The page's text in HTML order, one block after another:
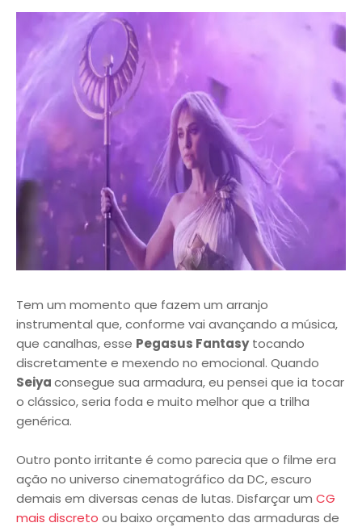
Tem um momento que fazem um arranjo
instrumental que, conforme vai avançando a música,
que canalhas, esse Pegasus Fantasytocando
discretamente e mexendo no emocional. Quando
Seiyaconsegue sua armadura, eu pensei que ia tocar
o clássico, seria foda e muito melhor que a trilha
genérica.
Outro ponto irritante é como parecia que o filme era
ação no universo cinematográfico da DC, escuro
demais em diversas cenas de lutas. Disfarçar um CG
mais discreto ou baixo orçamento das armaduras de